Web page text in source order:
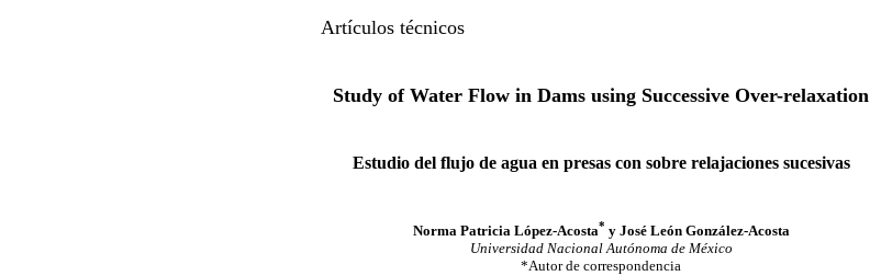
Artículos técnicos
Study of Water Flow in Dams using Successive Over-relaxation
Estudio del flujo de agua en presas con sobre relajaciones sucesivas
Norma Patricia López-Acosta* y José León González-Acosta
Universidad Nacional Autónoma de México
*Autor de correspondencia